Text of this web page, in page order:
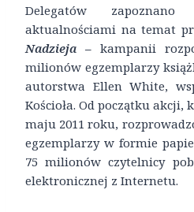
Delegatów
aktualnościami na temat
Nadzieja – kampanii
milionów egzemplarzy
autorstwa Ellen White,
Kościoła. Od początku akcji,
maju 2011 roku,
egzemplarzy w formie
75 milionów czytelnicy
elektronicznej z Internetu.